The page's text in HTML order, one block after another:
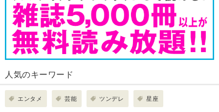
人気のキーワード
エンタメ 芸能 ツンデレ 星座